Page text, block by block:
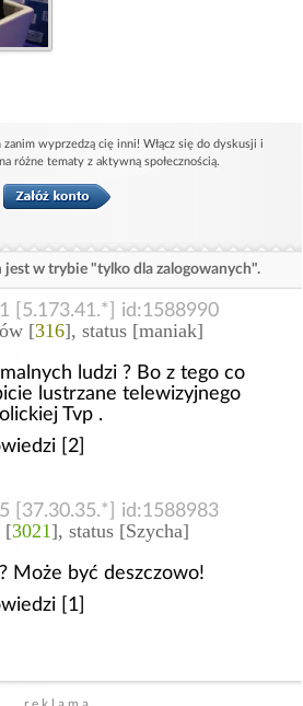
wyprzedzą cię inni! Włącz się do dyskusji i
różne tematy z aktywną społecznością.
jest w trybie "tylko dla zalogowanych".
[5.173.41.*] id:1588990
[316], status [maniak]
ludzi ? Bo z tego co
lustrzane telewizyjnego
Tvp .
[2]
[37.30.35.*] id:1588983
[3021], status [Szycha]
Może być deszczowo!
[1]
reklama